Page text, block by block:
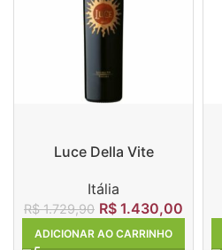
Luce Della Vite
Itália
R$1.729,90 R$ 1.430,00
ADICIONAR AO CARRINHO